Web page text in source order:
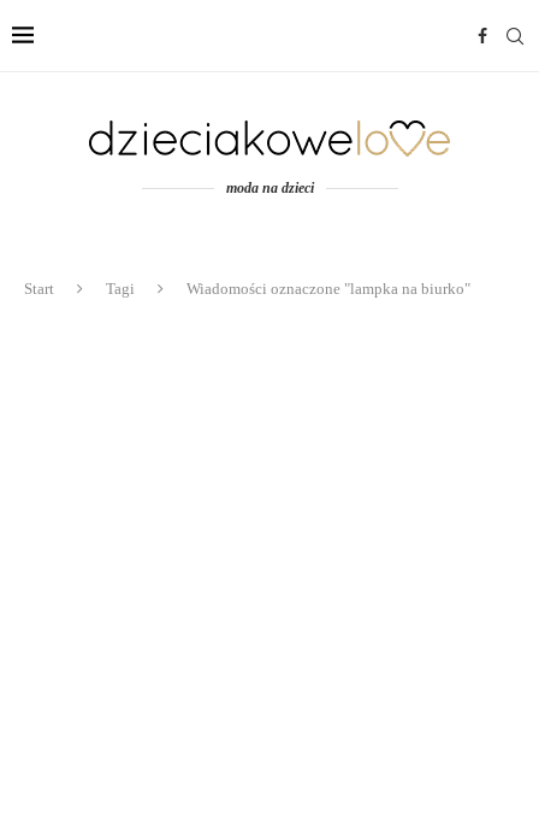
moda na dzieci
Start Tagi Wiadomości oznaczone "lampka na biurko"